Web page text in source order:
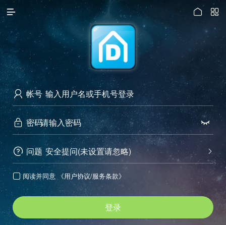

访问电脑版
 

 帐号
 密码 
 问题 
安全提问(未设置请忽略)
 阅读并同意 《用户协议/服务条款》
登录